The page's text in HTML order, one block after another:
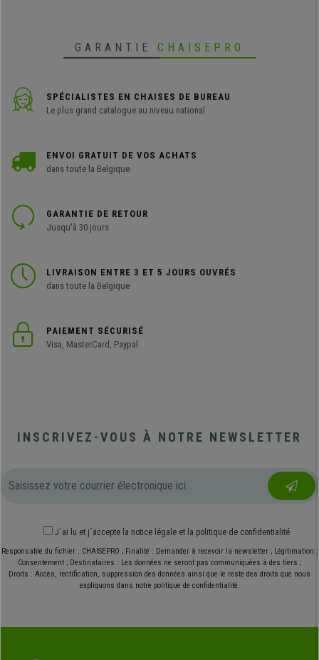
GARANTIE CHAISEPRO
SPÉCIALISTES EN CHAISES DE BUREAU
Le plus grand catalogue au niveau national
ENVOI GRATUIT DE VOS ACHATS
dans toute la Belgique
GARANTIE DE RETOUR
Jusqu'à 30 jours
LIVRAISON ENTRE 3 ET 5 JOURS OUVRÉS
dans toute la Belgique
PAIEMENT SÉCURISÉ
Visa, MasterCard, Paypal
INSCRIVEZ-VOUS À NOTRE NEWSLETTER
J´ai lu et j´accepte la notice légale et la politique de confidentialité
Responsable du fichier : CHAISEPRO ; Finalité : Demander à recevoir la newsletter ; Légitimation :
Consentement ; Destinataires : Les données ne seront pas communiquées à des tiers ;
Droits : Accès, rectification, suppression des données ainsi que le reste des droits que nous
expliquons dans notre politique de confidentialité.